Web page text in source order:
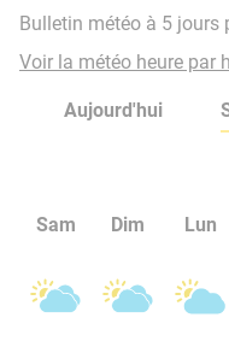
Bulletin météo à 5 jours
Voir la météo heure par
Aujourd'hui
Sam Dim Lun